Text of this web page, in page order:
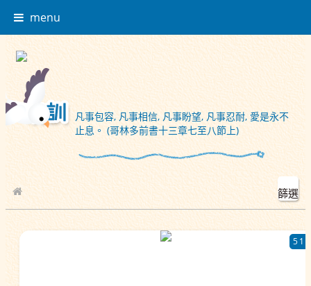
menu
凡事包容, 凡事相信, 凡事盼望, 凡事忍耐, 愛是永不
止息。 (哥林多前書十三章七至八節上)
校園相簿
篩選
51